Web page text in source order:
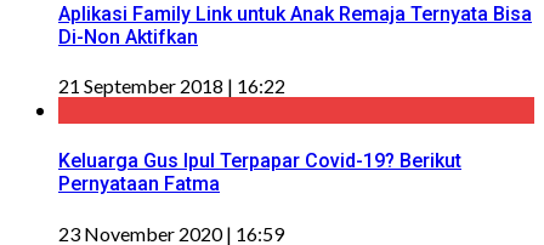
Aplikasi Family Link untuk Anak Remaja Ternyata Bisa
Di-Non Aktifkan
21 September 2018 | 16:22
Keluarga Gus Ipul Terpapar Covid-19? Berikut
Pernyataan Fatma
23 November 2020 | 16:59